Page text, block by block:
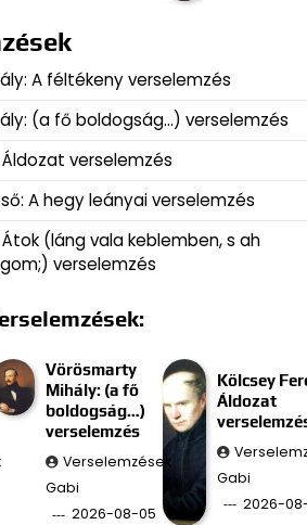
A féltékeny verselemzés
(a fő boldogság…) verselemzés
verselemzés
A hegy leányai verselemzés
(láng vala keblemben, s ah
verselemzés
Vörösmarty
Mihály: (a fő
boldogság…)
verselemzés
Verselemzések
Gabi
2026-08-05
Kölcsey
Áldozat
Gabi
2026-